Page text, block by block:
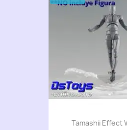
Tamashii Effect